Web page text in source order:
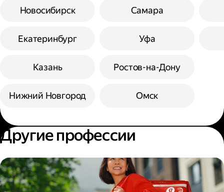
Новосибирск
Екатеринбург
Казань
Нижний Новгород
Самара
Уфа
Ростов-на-Дону
Омск
Другие профессии